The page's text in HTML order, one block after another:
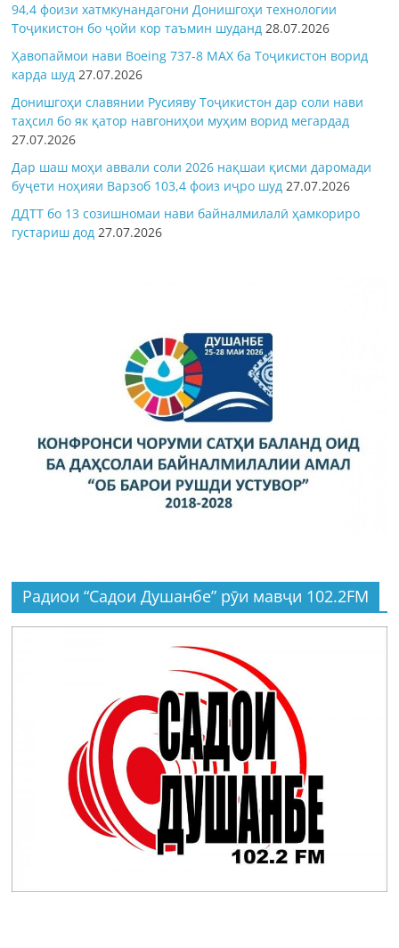
94,4 фоизи хатмкунандагони Донишгоҳи технологии
Тоҷикистон бо ҷойи кор таъмин шуданд 28.07.2026
Ҳавопаймои нави Boeing 737-8 MAX ба Тоҷикистон ворид
карда шуд 27.07.2026
Донишгоҳи славянии Русияву Тоҷикистон дар соли нави
таҳсил бо як қатор навгониҳои муҳим ворид мегардад
27.07.2026
Дар шаш моҳи аввали соли 2026 нақшаи қисми даромади
буҷети ноҳияи Варзоб 103,4 фоиз иҷро шуд 27.07.2026
ДДТТ бо 13 созишномаи нави байналмилалӣ ҳамкориро
густариш дод 27.07.2026
Радиои “Садои Душанбе” рӯи мавҷи 102.2FM